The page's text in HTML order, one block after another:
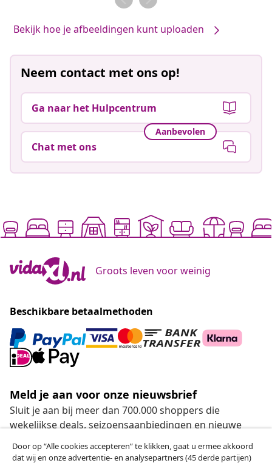
Bekijk hoe je afbeeldingen kunt uploaden
Neem contact met ons op!
Ga naar het Hulpcentrum
Aanbevolen
Chat met ons
Groots leven voor weinig
Beschikbare betaalmethoden
Meld je aan voor onze nieuwsbrief
Sluit je aan bij meer dan 700.000 shoppers die
wekelijkse deals, seizoensaanbiedingen en nieuwe
Door op “Alle cookies accepteren” te klikken, gaat u ermee akkoord
dat wij en onze advertentie- en analysepartners (45 derde partijen)